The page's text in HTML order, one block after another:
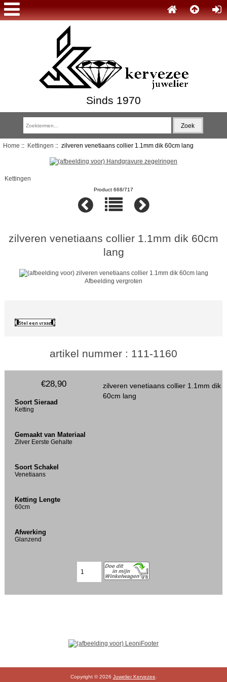
Sinds 1970
Home :: Kettingen :: zilveren venetiaans collier 1.1mm dik 60cm lang
Kettingen
Product 668/717
zilveren venetiaans collier 1.1mm dik 60cm
lang
Afbeelding vergroten
artikel nummer : 111-1160
zilveren venetiaans collier 1.1mm dik
60cm lang
€28,90
Soort Sieraad
Ketting
Gemaakt van Materiaal
Zilver Eerste Gehalte
Soort Schakel
Venetiaans
Ketting Lengte
60cm
Afwerking
Glanzend
Copyright © 2026 Juwelier Kervezee.